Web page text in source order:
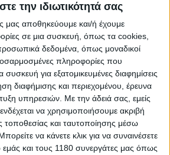
την ιδιωτικότητά σας
μας αποθηκεύουμε και/ή έχουμε
σε μια συσκευή, όπως τα cookies,
δεδομένα, όπως μοναδικοί
πληροφορίες που
για εξατομικευμένες διαφημίσεις
διαφήμισης και περιεχομένου, έρευνα
υπηρεσιών. Με την άδειά σας, εμείς
να χρησιμοποιήσουμε ακριβή
τοποθεσίας και ταυτοποίησης μέσω
να κάνετε κλικ για να συναινέσετε
και τους 1180 συνεργάτες μας όπως
15/5/2026